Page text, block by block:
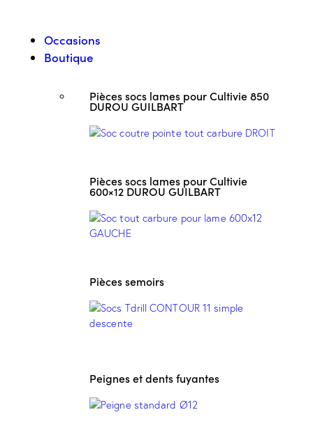
Occasions
Boutique
Pièces socs lames pour Cultivie 850
DUROU GUILBART
Pièces socs lames pour Cultivie
600×12 DUROU GUILBART
Pièces semoirs
Peignes et dents fuyantes